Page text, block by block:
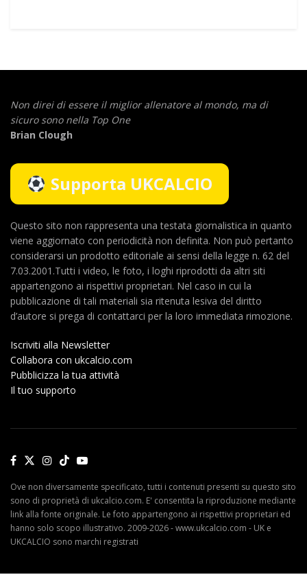
Non direi di essere il miglior allenatore al mondo, ma di
sicuro sono nella Top One
Brian Clough
Supporta UKCALCIO
Questo sito non rappresenta una testata giornalistica in quanto
viene aggiornato con periodicità non definita. Non può pertanto
considerarsi un prodotto editoriale ai sensi della legge n. 62 del
7.03.2001.Tutti i video, le foto, i loghi riprodotti da altri siti
appartengono ai rispettivi proprietari. Nel caso in cui la
pubblicazione di tali materiali sia ritenuta lesiva del diritto
d’autore si prega di contattarci per la loro immediata rimozione.
Iscriviti alla Newsletter
Collabora con ukcalcio.com
Pubblicizza la tua attività
Il tuo supporto
Ove non diversamente specificato, tutti i contenuti presenti su questo sito
sono di proprietà di ukcalcio.com. E' consentita la riproduzione mediante
link alla fonte originale. Le foto appartengono ai rispettivi proprietari ed
hanno solo scopo illustrativo. 2009-2026 - www.ukcalcio.com - UK e
UKCALCIO sono marchi registrati